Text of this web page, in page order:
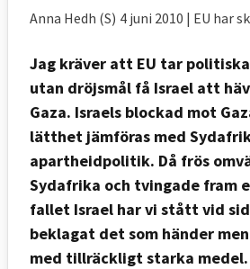
Anna Hedh (S) 4 juni 2010 | EU har
Jag kräver att EU tar
utan dröjsmål få Israel att
Gaza. Israels blockad mot
lätthet jämföras med
apartheidpolitik. Då frös
Sydafrika och tvingade fram
fallet Israel har vi stått vid
beklagat det som händer
med tillräckligt starka medel.